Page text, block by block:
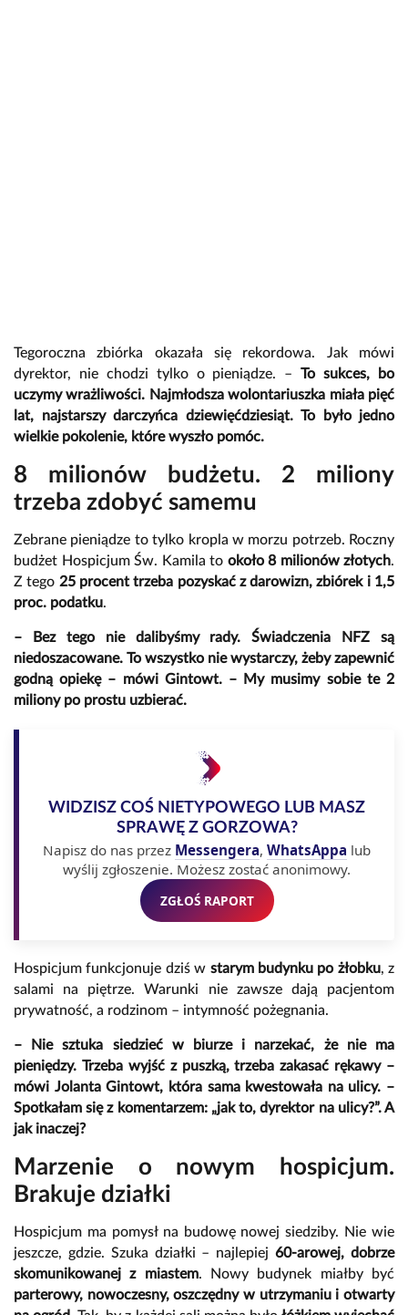
Tegoroczna zbiórka okazała się rekordowa. Jak mówi
dyrektor, nie chodzi tylko o pieniądze. –To sukces, bo
uczymy wrażliwości. Najmłodsza wolontariuszka miała pięć
lat, najstarszy darczyńca dziewięćdziesiąt. To było jedno
wielkie pokolenie, które wyszło pomóc.
8 milionów budżetu. 2 miliony
trzeba zdobyć samemu
Zebrane pieniądze to tylko kropla w morzu potrzeb. Roczny
budżet Hospicjum Św. Kamila to około 8 milionów złotych.
Z tego 25 procent trzeba pozyskać z darowizn, zbiórek i 1,5
proc. podatku.
– Bez tego nie dalibyśmy rady. Świadczenia NFZ są
niedoszacowane. To wszystko nie wystarczy, żeby zapewnić
godną opiekę – mówi Gintowt. – My musimy sobie te 2
miliony po prostu uzbierać.
WIDZISZ COŚ NIETYPOWEGO LUB MASZ
SPRAWĘ Z GORZOWA?
Napisz do nas przez Messengera, WhatsAppa lub
wyślij zgłoszenie. Możesz zostać anonimowy.
ZGŁOŚ RAPORT
Hospicjum funkcjonuje dziś w starym budynku po żłobku, z
salami na piętrze. Warunki nie zawsze dają pacjentom
prywatność, a rodzinom – intymność pożegnania.
– Nie sztuka siedzieć w biurze i narzekać, że nie ma
pieniędzy. Trzeba wyjść z puszką, trzeba zakasać rękawy –
mówi Jolanta Gintowt, która sama kwestowała na ulicy. –
Spotkałam się z komentarzem: „jak to, dyrektor na ulicy?”. A
jak inaczej?
Marzenie o nowym hospicjum.
Brakuje działki
Hospicjum ma pomysł na budowę nowej siedziby. Nie wie
jeszcze, gdzie. Szuka działki – najlepiej60-arowej, dobrze
skomunikowanej z miastem. Nowy budynek miałby być
parterowy, nowoczesny, oszczędny w utrzymaniu i otwarty